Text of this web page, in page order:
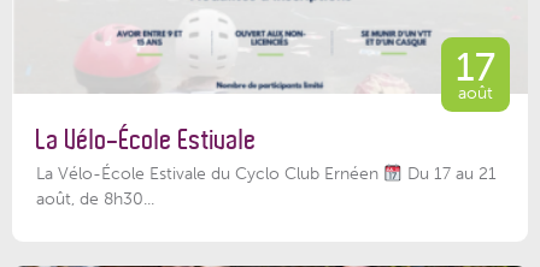
17
août
La Vélo-École Estivale
La Vélo-École Estivale du Cyclo Club Ernéen
Du 17 au 21
août, de 8h30...